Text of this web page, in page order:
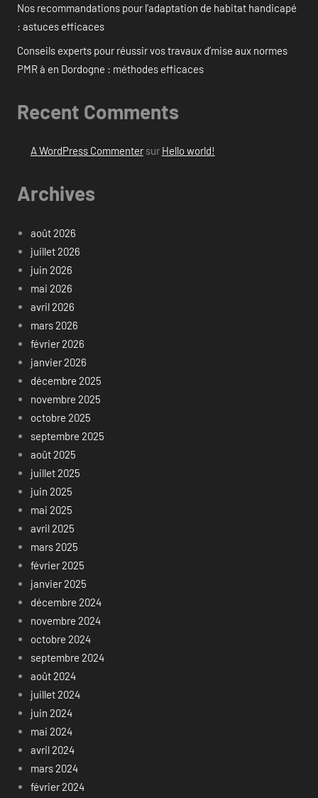
Nos recommandations pour l’adaptation de habitat handicapé
: astuces efficaces
Conseils experts pour réussir vos travaux d’mise aux normes
PMR à en Dordogne : méthodes efficaces
Recent Comments
A WordPress Commentersur Hello world!
Archives
août 2026
juillet 2026
juin 2026
mai 2026
avril 2026
mars 2026
février 2026
janvier 2026
décembre 2025
novembre 2025
octobre 2025
septembre 2025
août 2025
juillet 2025
juin 2025
mai 2025
avril 2025
mars 2025
février 2025
janvier 2025
décembre 2024
novembre 2024
octobre 2024
septembre 2024
août 2024
juillet 2024
juin 2024
mai 2024
avril 2024
mars 2024
février 2024